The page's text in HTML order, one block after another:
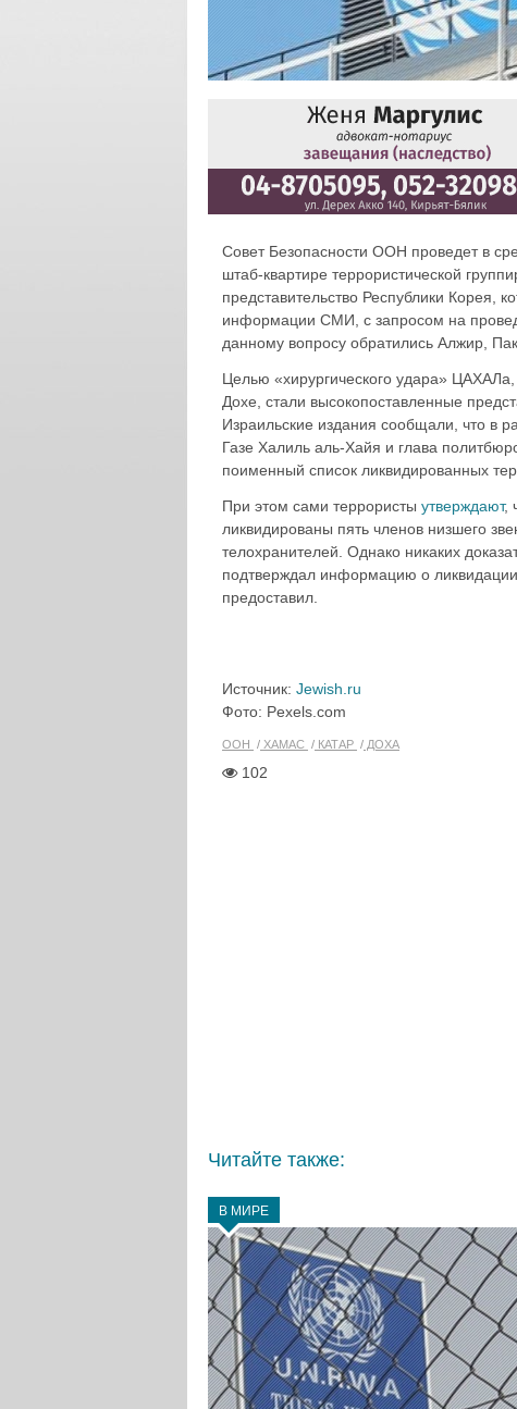
Совет Безопасности ООН проведет в
штаб-квартире террористической
представительство Республики Корея,
информации СМИ, с запросом на
данному вопросу обратились Алжир,
Целью «хирургического удара»
Дохе, стали высокопоставленные
Израильские издания сообщали, что в
Газе Халиль аль-Хайя и глава
поименный список ликвидированных
При этом сами террористы утверждают,
ликвидированы пять членов низшего
телохранителей. Однако никаких
подтверждал информацию о ликвидации
предоставил.
Источник: Jewish.ru
Фото: Pexels.com
ООН ХАМАС КАТАР ДОХА
102
Читайте также:
В МИРЕ